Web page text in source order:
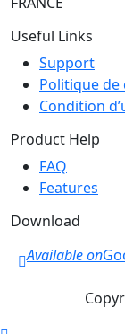
Useful Links
Support
Politique
Condition
Product Help
FAQ
Features
Download
Available on